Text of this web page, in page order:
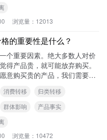
浏览量： 12013
的重要性是什么？
个重要因素。绝大多数人对价
得产品贵，就可能放弃购买。
意购买贵的产品，我们需要减
消费转移
归类转移
群体影响
产品事实
浏览量： 10472